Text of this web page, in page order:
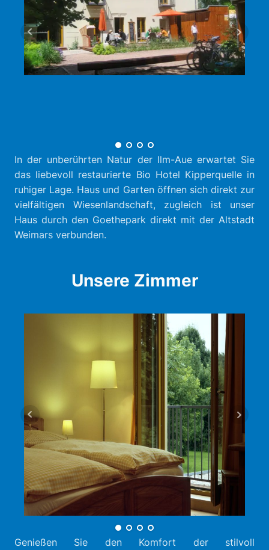
In der unberührten Natur der Ilm-Aue erwartet Sie
das liebevoll restaurierte Bio Hotel Kipperquelle in
ruhiger Lage. Haus und Garten öffnen sich direkt zur
vielfältigen Wiesenlandschaft, zugleich ist unser
Haus durch den Goethepark direkt mit der Altstadt
Weimars verbunden.
Unsere Zimmer
Genießen Sie den Komfort der stilvoll